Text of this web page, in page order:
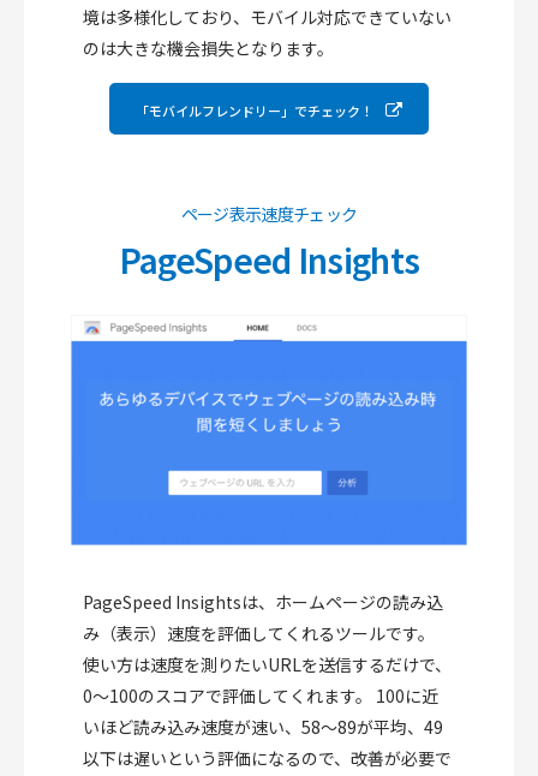
境は多様化しており、モバイル対応できていない
のは大きな機会損失となります。
「モバイルフレンドリー」でチェック！
ページ表示速度チェック
PageSpeed Insights
PageSpeed Insightsは、ホームページの読み込
み（表示）速度を評価してくれるツールです。
使い方は速度を測りたいURLを送信するだけで、
0〜100のスコアで評価してくれます。 100に近
いほど読み込み速度が速い、58～89が平均、49
以下は遅いという評価になるので、改善が必要で